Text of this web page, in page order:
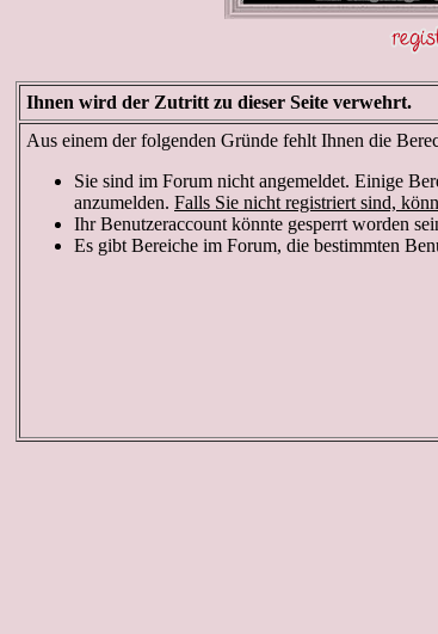
Ihnen wird der Zutritt zu dieser Seite verwehrt.
Aus einem der folgenden Gründe fehlt Ihnen die
Sie sind im Forum nicht angemeldet. Einige
anzumelden. Falls Sie nicht registriert sind,
Ihr Benutzeraccount könnte gesperrt worden
Es gibt Bereiche im Forum, die bestimmten